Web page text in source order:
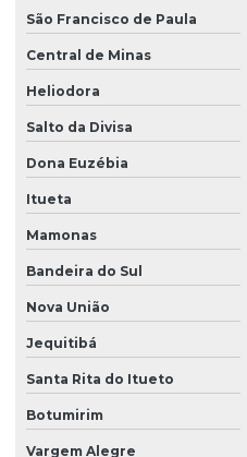
São Francisco de Paula
Central de Minas
Heliodora
Salto da Divisa
Dona Euzébia
Itueta
Mamonas
Bandeira do Sul
Nova União
Jequitibá
Santa Rita do Itueto
Botumirim
Vargem Alegre